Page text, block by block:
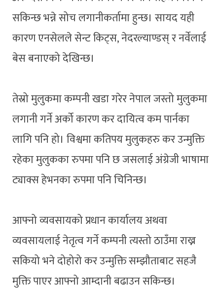
सकिन्छ भन्ने सोच लगानीकर्तामा हुन्छ। सायद यही
कारण एनसेलले सेन्ट किट्स, नेदरल्याण्डस् र नर्वेलाई
बेस बनाएको देखिन्छ।
तेस्रो मुलुकमा कम्पनी खडा गरेर नेपाल जस्तो मुलुकमा
लगानी गर्ने अर्को कारण कर दायित्व कम पार्नका
लागि पनि हो। विश्वमा कतिपय मुलुकहरु कर उन्मुक्ति
रहेका मुलुकका रुपमा पनि छ जसलाई अंग्रेजी भाषामा
ट्याक्स हेभनका रुपमा पनि चिनिन्छ।
आफ्नो व्यवसायको प्रधान कार्यालय अथवा
व्यवसायलाई नेतृत्व गर्ने कम्पनी त्यस्तो ठाउँमा राख्न
सकियो भने दोहोरो कर उन्मुक्ति सम्झौताबाट सहजै
मुक्ति पाएर आफ्नो आम्दानी बढाउन सकिन्छ।